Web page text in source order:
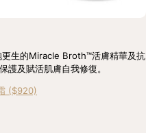
生的Miracle Broth™活膚精華及抗
護及賦活肌膚自我修復。
($920)